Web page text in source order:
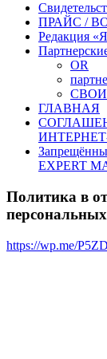
ПРАЙС /
Редакция
OR
СВОИ
ГЛАВНАЯ
ИНТЕРНЕТ-
EXPERT
Политика в
https://wp.me/